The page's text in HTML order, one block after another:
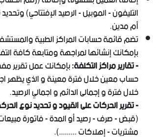
التليفون - الموبيل - الرصيد الإفتتاحي)
أم مدين.
تضم قائمة حسابات المراكز الطبية
بإمكانك إنشائها لمراجهة ومتابعة كافة
- تقارير مراكز التكلفة:بإمكانك عمل تقرير
حساب معين خلال فترة معينة و الذي يظهر
خلال فترة و إجمالى الدائم و اجمالي الرصيد.
- تقرير الحركات على القيود و تحديد نوع
(قبض - صرف - رصيد أو المدة - فاتورة
مشتريات - إهلاكات .........).